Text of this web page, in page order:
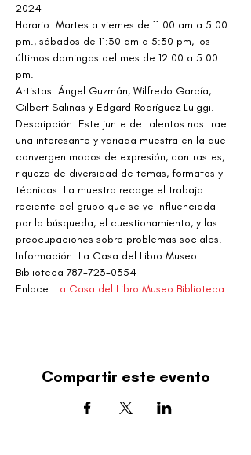
2024
Horario: Martes a viernes de 11:00 am a 5:00
pm., sábados de 11:30 am a 5:30 pm, los
últimos domingos del mes de 12:00 a 5:00
pm.
Artistas: Ángel Guzmán, Wilfredo García,
Gilbert Salinas y Edgard Rodríguez Luiggi.
Descripción: Este junte de talentos nos trae
una interesante y variada muestra en la que
convergen modos de expresión, contrastes,
riqueza de diversidad de temas, formatos y
técnicas. La muestra recoge el trabajo
reciente del grupo que se ve influenciada
por la búsqueda, el cuestionamiento, y las
preocupaciones sobre problemas sociales.
Información: La Casa del Libro Museo
Biblioteca 787-723-0354
Enlace: La Casa del Libro Museo Biblioteca
Compartir este evento